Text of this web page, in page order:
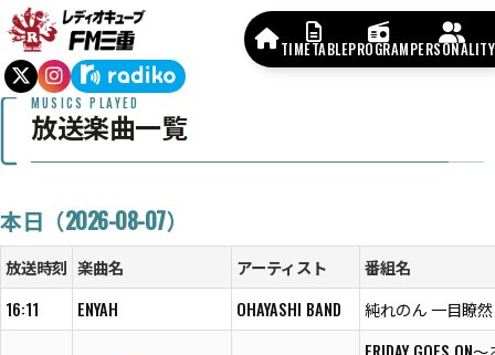
TIMETABLEPROGRAMPERSONALITY
MUSICS PLAYED
放送楽曲一覧
本日（2026-08-07）
放送時刻 楽曲名 アーティスト
番組名
16:11
ENYAH OHAYASHI BAND 純れのん 一目瞭然